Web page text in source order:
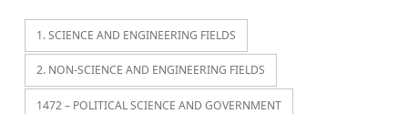
1. SCIENCE AND ENGINEERING FIELDS
2. NON-SCIENCE AND ENGINEERING FIELDS
1472 – POLITICAL SCIENCE AND GOVERNMENT